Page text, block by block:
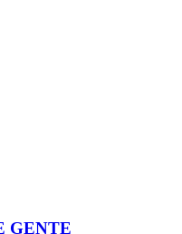
GENTE